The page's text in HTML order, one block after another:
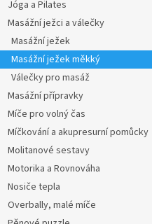
Jóga a Pilates
Masážní ježci a válečky
Masážní ježek
Masážní ježek měkký
Válečky pro masáž
Masážní přípravky
Míče pro volný čas
Míčkování a akupresurní pomůcky
Molitanové sestavy
Motorika a Rovnováha
Nosiče tepla
Overbally, malé míče